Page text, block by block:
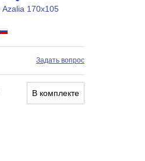
Azalia 170x105
Задать вопрос
В комплекте